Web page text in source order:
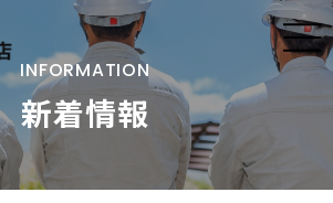
トップ
國岡工務店の仕事
INFORMATION
新着情報